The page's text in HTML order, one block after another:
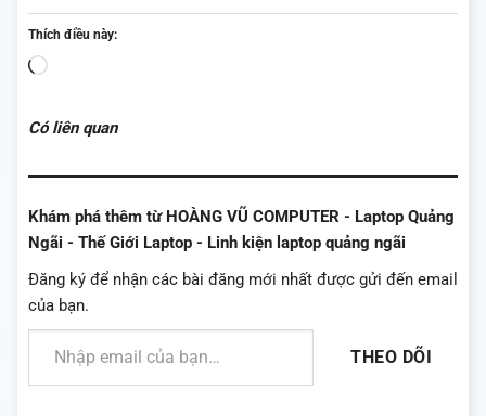
Thích điều này:
Đang
Có liên quan
Khám phá thêm từ HOÀNG VŨ COMPUTER - Laptop Quảng
Ngãi - Thế Giới Laptop - Linh kiện laptop quảng ngãi
Đăng ký để nhận các bài đăng mới nhất được gửi đến email
của bạn.
Nhập email của bạn…
THEO DÕI